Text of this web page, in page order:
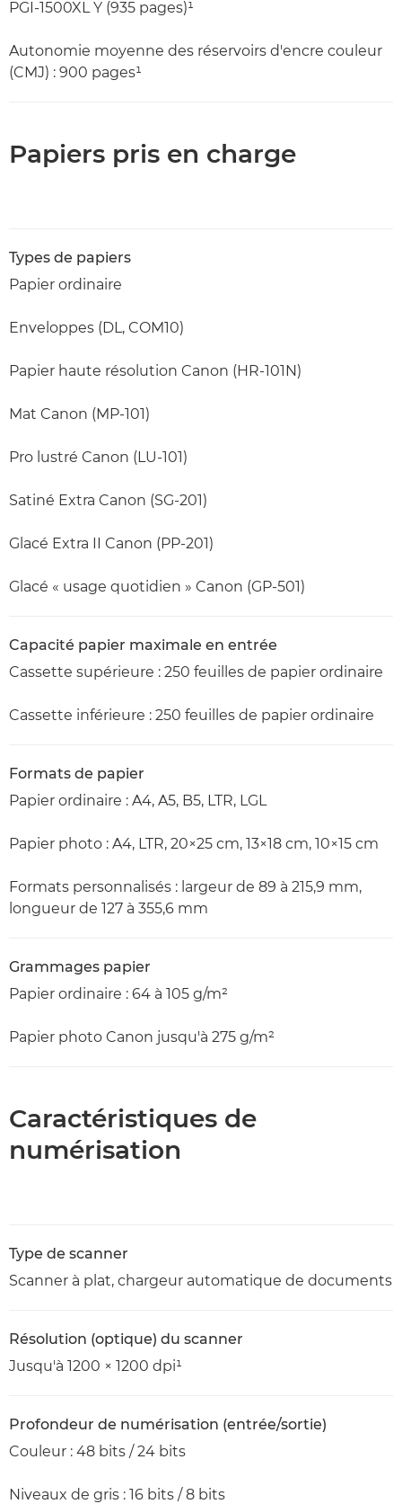
PGI-1500XL Y (935 pages)¹
Autonomie moyenne des réservoirs d'encre couleur
(CMJ) : 900 pages¹
Papiers pris en charge
Types de papiers
Papier ordinaire
Enveloppes (DL, COM10)
Papier haute résolution Canon (HR-101N)
Mat Canon (MP-101)
Pro lustré Canon (LU-101)
Satiné Extra Canon (SG-201)
Glacé Extra II Canon (PP-201)
Glacé « usage quotidien » Canon (GP-501)
Capacité papier maximale en entrée
Cassette supérieure : 250 feuilles de papier ordinaire
Cassette inférieure : 250 feuilles de papier ordinaire
Formats de papier
Papier ordinaire : A4, A5, B5, LTR, LGL
Papier photo : A4, LTR, 20×25 cm, 13×18 cm, 10×15 cm
Formats personnalisés : largeur de 89 à 215,9 mm,
longueur de 127 à 355,6 mm
Grammages papier
Papier ordinaire : 64 à 105 g/m²
Papier photo Canon jusqu'à 275 g/m²
Caractéristiques de
numérisation
Type de scanner
Scanner à plat, chargeur automatique de documents
Résolution (optique) du scanner
Jusqu'à 1200 × 1200 dpi¹
Profondeur de numérisation (entrée/sortie)
Couleur : 48 bits / 24 bits
Niveaux de gris : 16 bits / 8 bits